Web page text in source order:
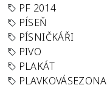
PF 2014
PÍSEŇ
PÍSNIČKÁŘI
PIVO
PLAKÁT
PLAVKOVÁSEZONA